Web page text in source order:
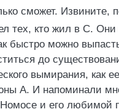
сможет. Извините,
тех, кто жил в С. Они
быстро можно
до
вымирания, как
А. И напоминали
и его любимой